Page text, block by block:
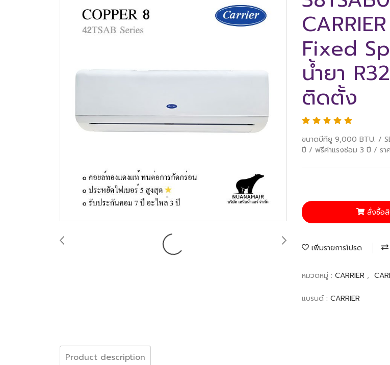
Fixed
น้ำยา
ติดตั้ง
ขนาดบีทียู 9,000 BTU. /
ปี / ฟรีค่าแรงซ่อม 3 ปี / รา
สั่งซื้อ
เพิ่มรายการโปรด
หมวดหมู่ : CARRIER ,
แบรนด์ : CARRIER
Product description